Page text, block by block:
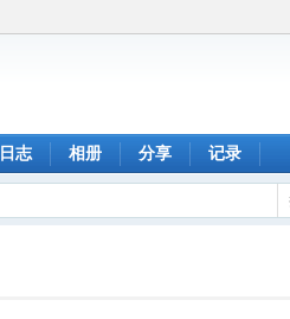
日志 相册 分享 记录